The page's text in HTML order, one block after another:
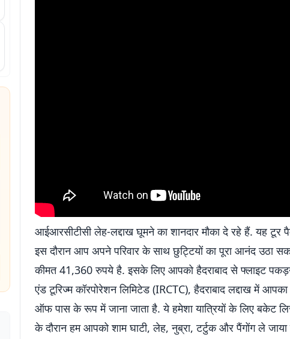
आईआरसीटीसी लेह-लद्दाख घूमने का शानदार मौका दे रहे हैं. यह
इस दौरान आप अपने परिवार के साथ छुट्टियों का पूरा आनंद
कीमत 41,360 रुपये है. इसके लिए आपको हैदराबाद से फ्लाइट
एंड टूरिज्म कॉरपोरेशन लिमिटेड (IRCTC), हैदराबाद लद्दाख में
ऑफ पास के रूप में जाना जाता है. ये हमेशा यात्रियों के लिए बकेट
के दौरान हम आपको शाम घाटी, लेह, नुब्रा, टर्टुक और पैंगोंग ले